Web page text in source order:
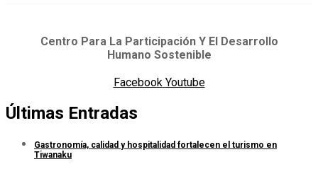
Centro Para La Participación Y El Desarrollo
Humano Sostenible
Facebook Youtube
Últimas Entradas
Gastronomía, calidad y hospitalidad fortalecen el turismo en
Tiwanaku